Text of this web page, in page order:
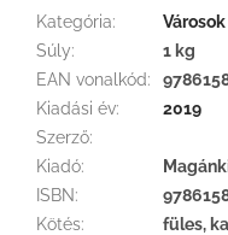
Kategória:
Városok
Súly:
1 kg
EAN vonalkód:
Kiadási év:
2019
Szerző:
Kiadó:
ISBN:
Kötés:
füles,